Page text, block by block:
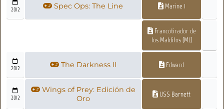
2012 Spec Ops: The Line Marine 1
Francotirador de
los Malditos (MJ)
2012 The Darkness II Edward
2012
Wings of Prey: Edición de
Oro
USS Barnett